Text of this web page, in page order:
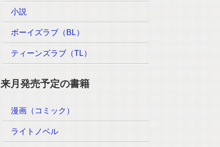
小説
ボーイズラブ（BL）
ティーンズラブ（TL）
来月発売予定の書籍
漫画（コミック）
ライトノベル